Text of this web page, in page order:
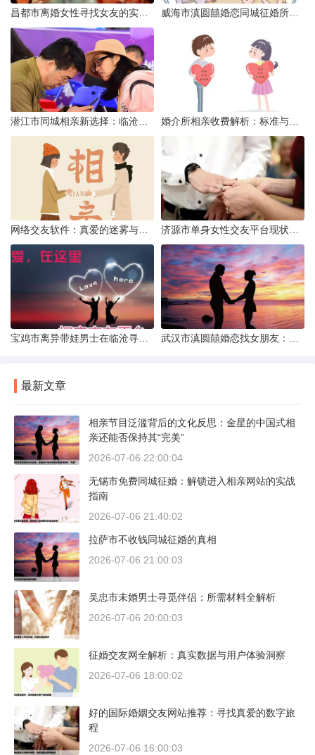
最新文章
相亲节目泛滥背后的文化反思：金星的中国式相
亲还能否保持其“完美”
2026-07-06 22:00:04
无锡市免费同城征婚：解锁进入相亲网站的实战
指南
2026-07-06 21:40:02
拉萨市不收钱同城征婚的真相
2026-07-06 21:00:03
吴忠市未婚男士寻觅伴侣：所需材料全解析
2026-07-06 20:00:03
征婚交友网全解析：真实数据与用户体验洞察
2026-07-06 18:00:02
好的国际婚姻交友网站推荐：寻找真爱的数字旅
程
2026-07-06 16:00:03